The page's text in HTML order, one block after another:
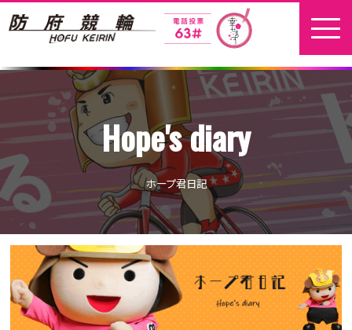
ホーム
新着情報
地元選手
お問い合わせ
開催日程
本場開催
Hope's diary
ホープ君日記